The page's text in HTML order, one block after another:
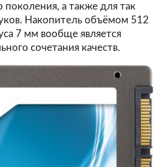
а также для так
Накопитель объёмом 512
7 мм вообще является
сочетания качеств.